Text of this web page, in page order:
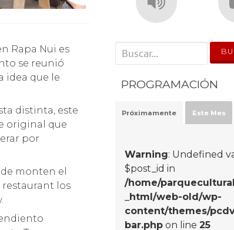
se reunió
idea que le
distinta, este
original que
por
monten el
los
' . __('Search for:') . '
PROGRAMACIÓN
Próximamente Este Mes
Warning: Undefined
$post_id in
/home/
_html/web-old/wp-
content/themes/
bar.php on line25